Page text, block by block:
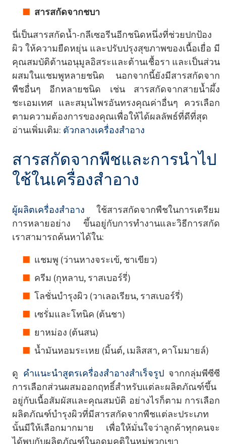
สารสกัดจากชบา
นี่เป็นสารสกัดน้ำ-กลีเซอรีนอีกชนิดหนึ่งที่ช่วยปกป้อง
ผิว ให้ความยืดหยุ่น และปรับปรุงสุขภาพของเนื้อเยื่อ มี
คุณสมบัติต้านอนุมูลอิสระและต้านเชื้อรา และเป็นส่วน
ผสมในแชมพูหลายชนิด นอกจากนี้ยังมีสารสกัดจาก
พืชอื่นๆ อีกหลายชนิด เช่น สารสกัดจากสายน้ำผึ้ง
ชะเอมเทศ และสมุนไพรอันทรงคุณค่าอื่นๆ ควรเลือก
ตามความต้องการของคุณเพื่อให้ได้ผลลัพธ์ที่ดีที่สุด
อ่านเพิ่มเติม: ตัวกลางเครื่องสำอาง
สารสกัดจากพืชและการนำไป
ใช้ในเครื่องสำอาง
ผู้ผลิตเครื่องสำอาง ใช้สารสกัดจากพืชในการเตรียม
การหลายอย่าง ขึ้นอยู่กับการทำงานและวิธีการสกัด
เราสามารถค้นหาได้ใน:
แชมพู (ว่านหางจระเข้, ชาเขียว)
ครีม (กุหลาบ, ราสเบอร์รี่)
โลชั่นบำรุงผิว (วาเลอเรียน, ราสเบอร์รี่)
เซรั่มและโทนิค (ต้นชา)
ยาหม่อง (ต้นสน)
น้ำมันหอมระเหย (มิ้นต์, เมลิสสา, คาโมมายล์)
ดู คำแนะนำสูตรเครื่องสำอางสำเร็จรูปจากกลุ่มพีซีซี
การเลือกส่วนผสมออกฤทธิ์สำหรับแต่ละผลิตภัณฑ์ขึ้น
อยู่กับเนื้อสัมผัสและคุณสมบัติ อย่างไรก็ตาม การเลือก
ผลิตภัณฑ์บำรุงผิวที่มีสารสกัดจากพืชแต่ละประเภท
นั้นมีให้เลือกมากมาย เพื่อให้มั่นใจว่าลูกค้าทุกคนจะ